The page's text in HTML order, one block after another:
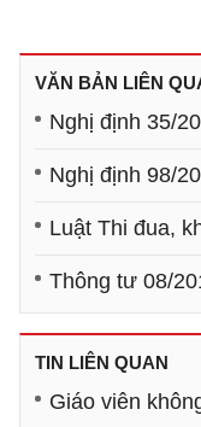
VĂN BẢN LIÊN
Nghị định 35/
Nghị định 98/
Luật Thi đua,
Thông tư 08/
TIN LIÊN QUAN
Giáo viên